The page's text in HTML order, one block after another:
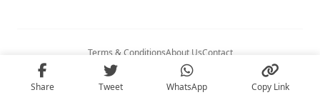
Share Tweet WhatsApp Copy Link
Terms & ConditionsAbout UsContact
© 2026
. All Rights Reserved.